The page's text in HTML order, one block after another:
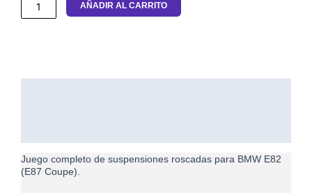
AÑADIR AL CARRITO
Juego completo de suspensiones roscadas para BMW E82
(E87 Coupe).